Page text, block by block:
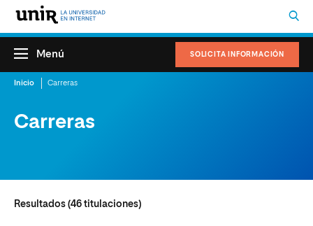
SOLICITA INFORMACIÓN
Menú
Inicio Carreras
Carreras
Resultados (46 titulaciones)